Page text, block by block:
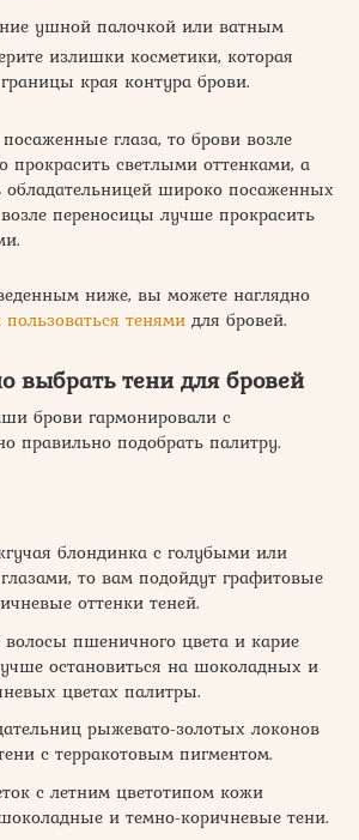
ушной палочкой или ватным
излишки косметики, которая
края контура брови.
глаза, то брови возле
светлыми оттенками, а
обладательницей широко посаженных
переносицы лучше прокрасить
ниже, вы можете наглядно
пользоваться тенями для бровей.
выбрать тени для бровей
брови гармонировали с
правильно подобрать палитру.
блондинка с голубыми или
то вам подойдут графитовые
оттенки теней.
волосы пшеничного цвета и карие
остановиться на шоколадных и
цветах палитры.
рыжевато-золотых локонов
с терракотовым пигментом.
с летним цветотипом кожи
и темно-коричневые тени.